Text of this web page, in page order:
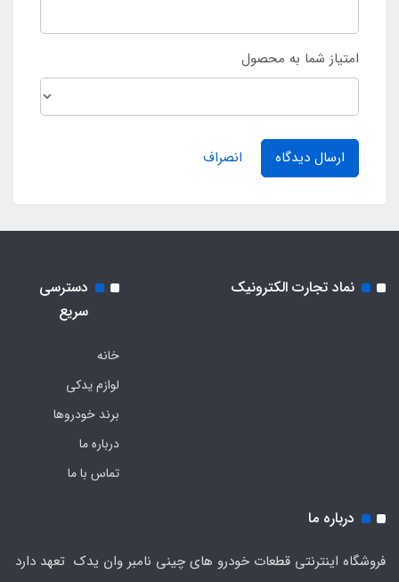
امتیاز شما به محصول
ارسال دیدگاه انصراف
نماد تجارت الکترونیک
دسترسی
سریع
خانه
لوازم یدکی
برند خودروها
درباره ما
تماس با ما
درباره ما
فروشگاه اینترنتی قطعات خودرو های چینی نامبر وان یدک تعهد دارد